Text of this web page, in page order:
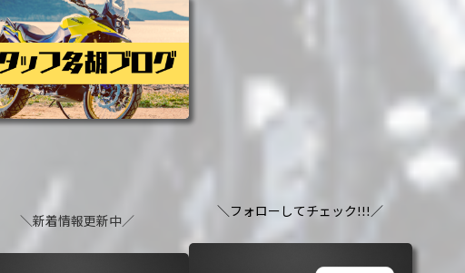
＼新着情報更新中／
＼フォローしてチェック!!!／